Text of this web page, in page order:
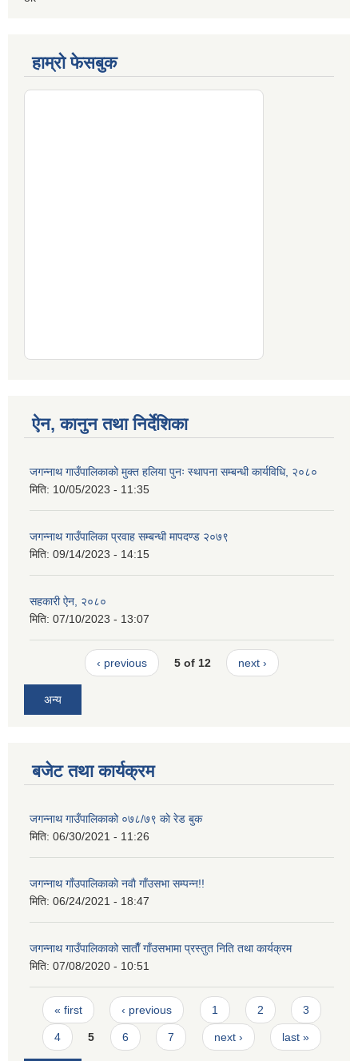
हाम्रो फेसबुक
ऐन, कानुन तथा निर्देशिका
जगन्नाथ गाउँपालिकाको मुक्त हलिया पुनः स्थापना सम्बन्धी कार्यविधि, २०८०
मिति: 10/05/2023 - 11:35
जगन्नाथ गाउँपालिका प्रवाह सम्बन्धी मापदण्ड २०७९
मिति: 09/14/2023 - 14:15
सहकारी ऐन, २०८०
मिति: 07/10/2023 - 13:07
‹ previous 5 of 12 next ›
अन्य
बजेट तथा कार्यक्रम
जगन्नाथ गाउँपालिकाको ०७८/७९ काे रेड बुक
मिति: 06/30/2021 - 11:26
जगन्नाथ गाँउपालिकाकाे नवाै गाँउसभा सम्पन्न!!
मिति: 06/24/2021 - 18:47
जगन्नाथ गाउँपालिकाको साताैँ गाँउसभामा प्रस्तुत निति तथा कार्यक्रम
मिति: 07/08/2020 - 10:51
Pages
« first ‹ previous 1 2 3
4 5 6 7 next › last »